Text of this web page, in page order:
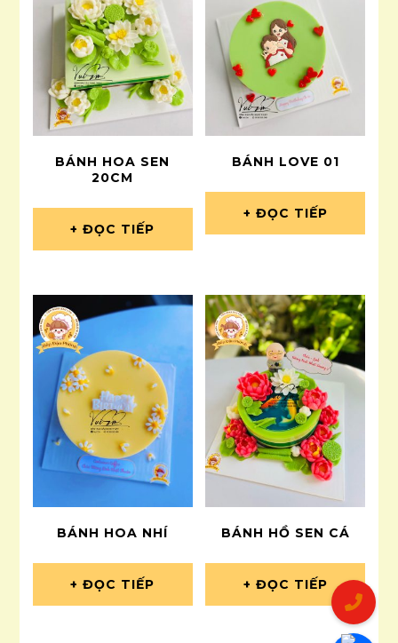
BÁNH HOA SEN
20CM
ĐỌC TIẾP
BÁNH LOVE 01
ĐỌC TIẾP
BÁNH HOA NHÍ
ĐỌC TIẾP
BÁNH HỒ SEN CÁ
ĐỌC TIẾP